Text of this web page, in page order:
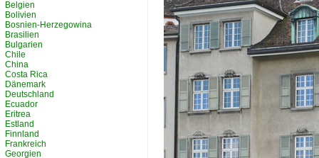
Belgien
Bolivien
Bosnien-Herzegowina
Brasilien
Bulgarien
Chile
China
Costa Rica
Dänemark
Deutschland
Ecuador
Eritrea
Estland
Finnland
Frankreich
Georgien